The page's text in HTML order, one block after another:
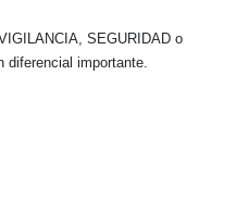
SEGURIDAD o
diferencial importante.